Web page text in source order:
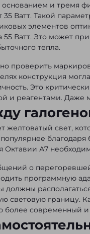
основанием и тремя
35 Ватт. Такой
элементов
55 Ватт. Это может
тепла.
проверить
конструкция
Это
и реагентами.
желтоватый свет,
Октавии А7
о
программную
световую границу.
более современный и